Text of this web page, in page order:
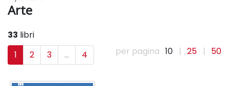
Arte
33 libri
1
2 3 ... 4 per pagina 10 | 25 | 50